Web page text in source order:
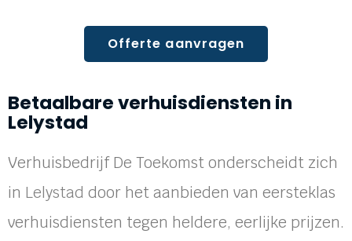
Offerte aanvragen
Betaalbare verhuisdiensten in
Lelystad
Verhuisbedrijf De Toekomst onderscheidt zich
in Lelystad door het aanbieden van eersteklas
verhuisdiensten tegen heldere, eerlijke prijzen.